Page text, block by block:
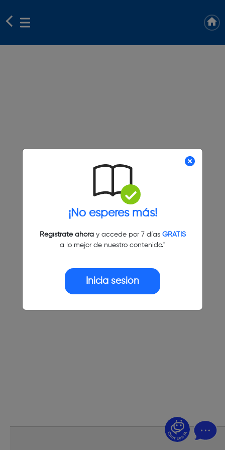
¡No esperes más!
Regístrate ahoray accede por 7 días GRATIS
a lo mejor de nuestro contenido."
Inicia sesión